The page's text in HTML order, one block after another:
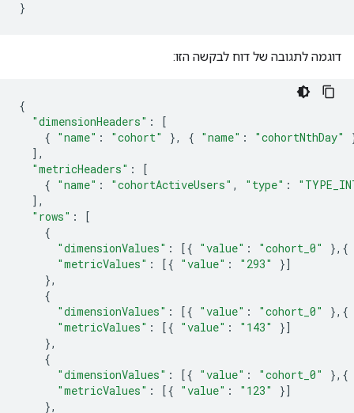
דוגמה לתגובה של דוח לבקשה הזו:
{
"dimensionHeaders" :
[
{ "name" : "cohort" }, { "name" : "cohortNthDay"
],
"metricHeaders" :
[
{ "name" : "cohortActiveUsers" , "type" :
],
"rows" :
[
{
"dimensionValues" : [{ "value" : "cohort_0"
},{
"metricValues" : [{ "value" : "293"
}]
},
{
"dimensionValues" : [{ "value" : "cohort_0"
},{
"metricValues" : [{ "value" : "143"
}]
},
{
"dimensionValues" : [{ "value" : "cohort_0"
},{
"metricValues" : [{ "value" : "123"
}]
},